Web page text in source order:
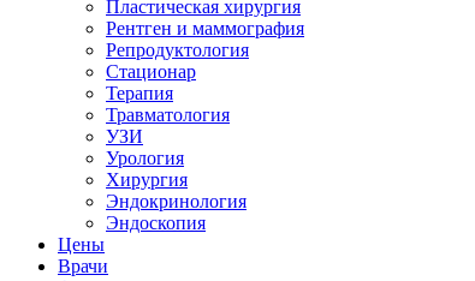
Пластическая хирургия
Рентген и маммография
Репродуктология
Стационар
Терапия
Травматология
УЗИ
Урология
Хирургия
Эндокринология
Эндоскопия
Цены
Врачи